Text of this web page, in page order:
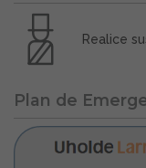
Realice
Plan de